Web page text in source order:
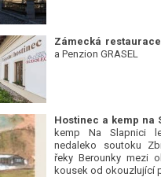
Zámecká restaurace
a Penzion GRASEL
Hostinec a kemp na
kemp Na Slapnici
nedaleko soutoku
řeky Berounky mezi
kousek od okouzlující